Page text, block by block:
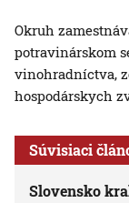
Okruh
potravinárskom
vinohradníctva,
hospodárskych
Súvisiaci
Slovensko